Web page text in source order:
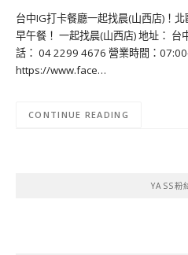
台中IG打卡餐廳一起找晨(山西店)！
早午餐！ 一起找晨(山西店) 地址：
話： 04 2299 4676 營業時間：
https://www.face…
CONTINUE READING
YASS粉